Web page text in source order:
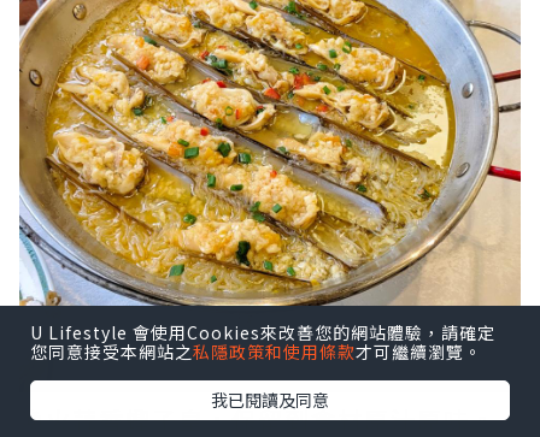
漁火蒜香蟶子皇，保留到食材原汁原味。
U Lifestyle 會使用Cookies來改善您的網站體驗，請確定
您同意接受本網站之私隱政策和使用條款才可繼續瀏覽。
我已閱讀及同意